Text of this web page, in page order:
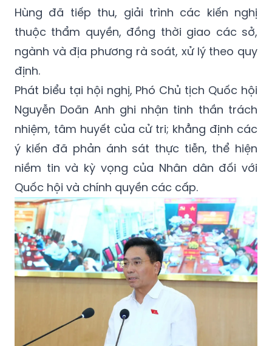
Hùng đã tiếp thu, giải trình các kiến nghị
thuộc thẩm quyền, đồng thời giao các sở,
ngành và địa phương rà soát, xử lý theo quy
định.
Phát biểu tại hội nghị, Phó Chủ tịch Quốc hội
Nguyễn Doãn Anh ghi nhận tinh thần trách
nhiệm, tâm huyết của cử tri; khẳng định các
ý kiến đã phản ánh sát thực tiễn, thể hiện
niềm tin và kỳ vọng của Nhân dân đối với
Quốc hội và chính quyền các cấp.